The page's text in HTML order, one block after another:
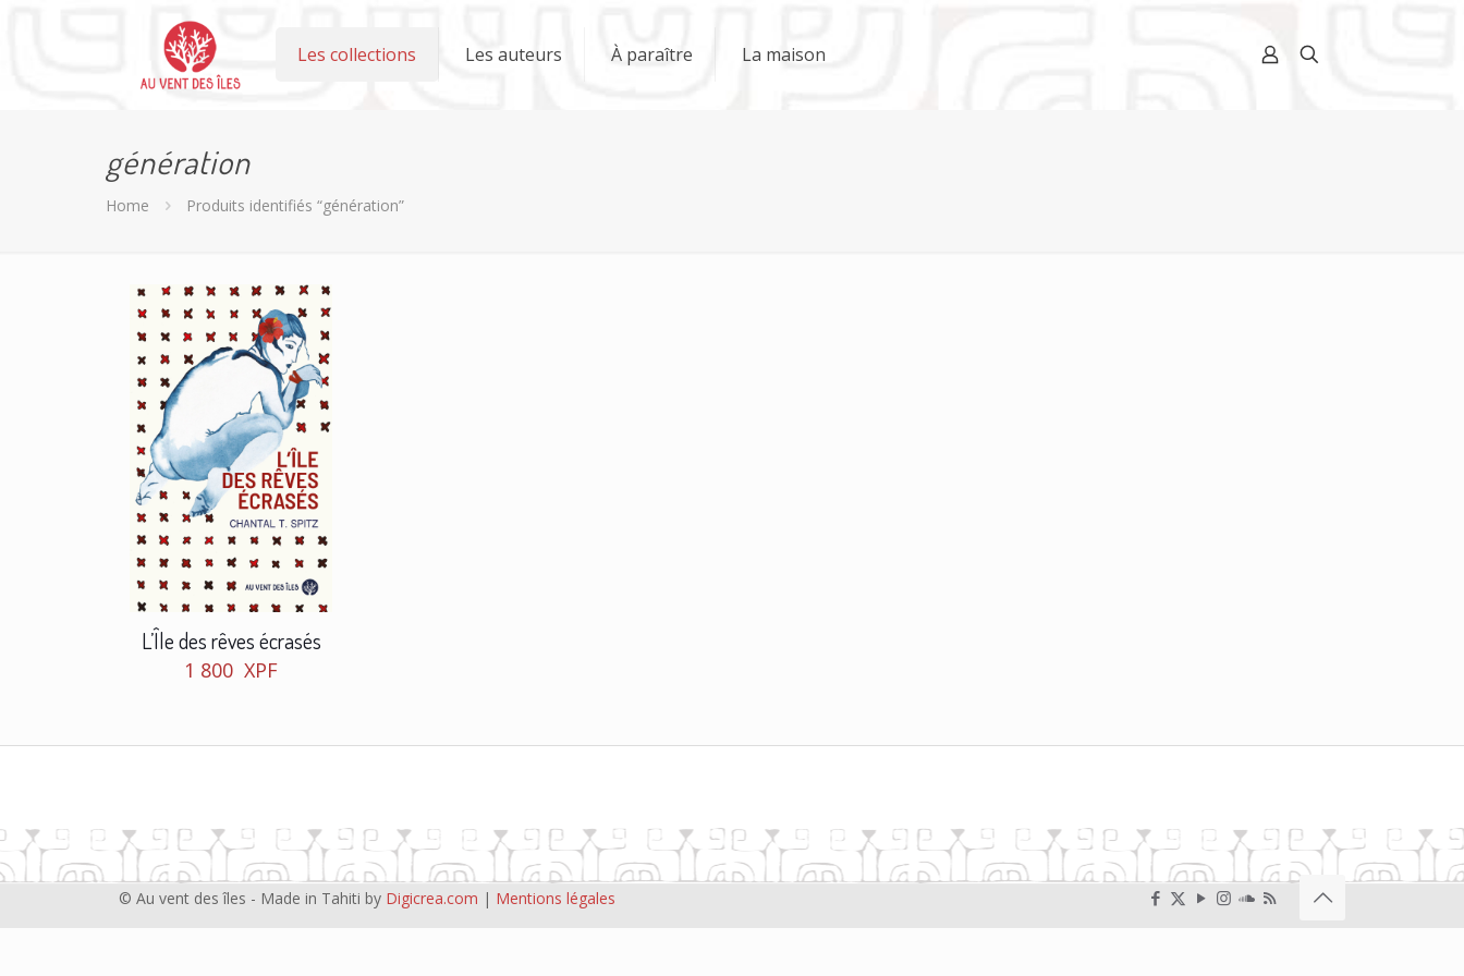
Les collections Les auteurs À paraître La maison
génération
Home Produits identifiés “génération”
L’Île des rêves écrasés
1 800 XPF
© Au vent des îles - Made in Tahiti by Digicrea.com | Mentions légales